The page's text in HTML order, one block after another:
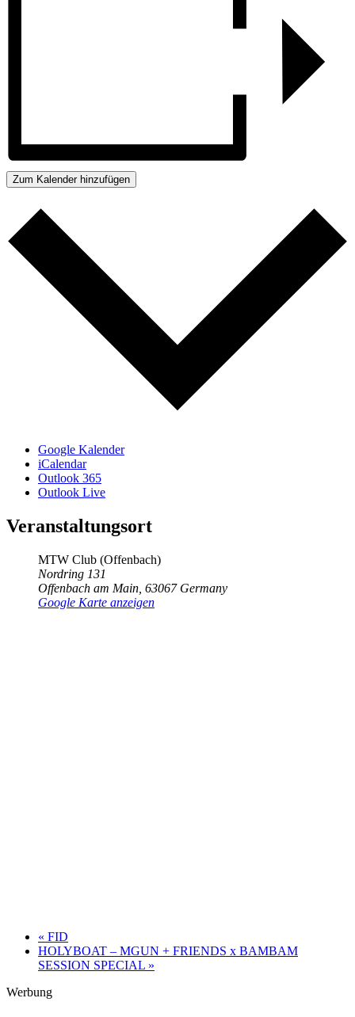
Zum Kalender hinzufügen
Google Kalender
iCalendar
Outlook 365
Outlook Live
Veranstaltungsort
MTW Club (Offenbach)
Nordring 131
Offenbach am Main 63067 Germany
Google Karte anzeigen
« FID
HOLYBOAT – MGUN + FRIENDS x BAMBAM
SESSION SPECIAL »
Werbung